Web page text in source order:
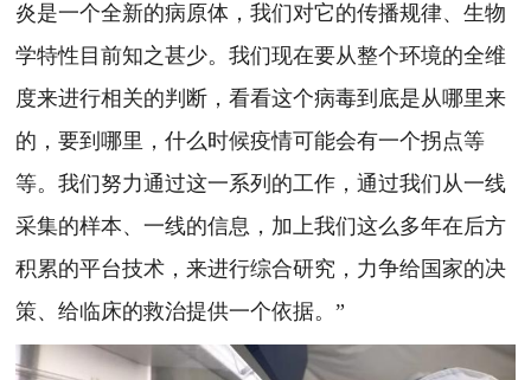
炎是一个全新的病原体，我们对它的传播规律、生物
学特性目前知之甚少。我们现在要从整个环境的全维
度来进行相关的判断，看看这个病毒到底是从哪里来
的，要到哪里，什么时候疫情可能会有一个拐点等
等。我们努力通过这一系列的工作，通过我们从一线
采集的样本、一线的信息，加上我们这么多年在后方
积累的平台技术，来进行综合研究，力争给国家的决
策、给临床的救治提供一个依据。”